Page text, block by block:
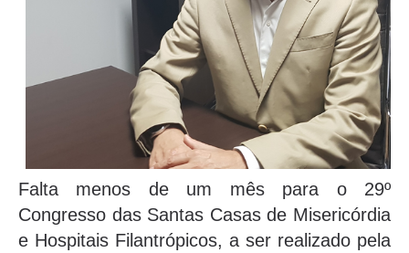
Falta menos de um mês para o 29º
Congresso das Santas Casas de Misericórdia
e Hospitais Filantrópicos, a ser realizado pela